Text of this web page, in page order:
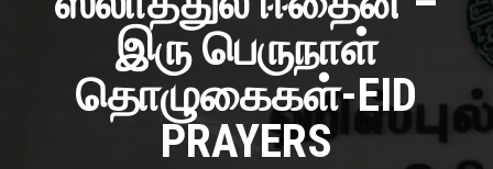
இரு பெருநாள்
தொழுகைகள்-EID
PRAYERS